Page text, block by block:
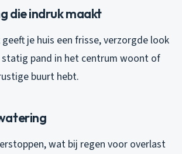
die indruk maakt
geeft je huis een frisse, verzorgde look
statig pand in het centrum woont of
buurt hebt.
wat bij regen voor overlast